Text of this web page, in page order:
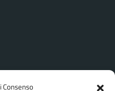
Consenso